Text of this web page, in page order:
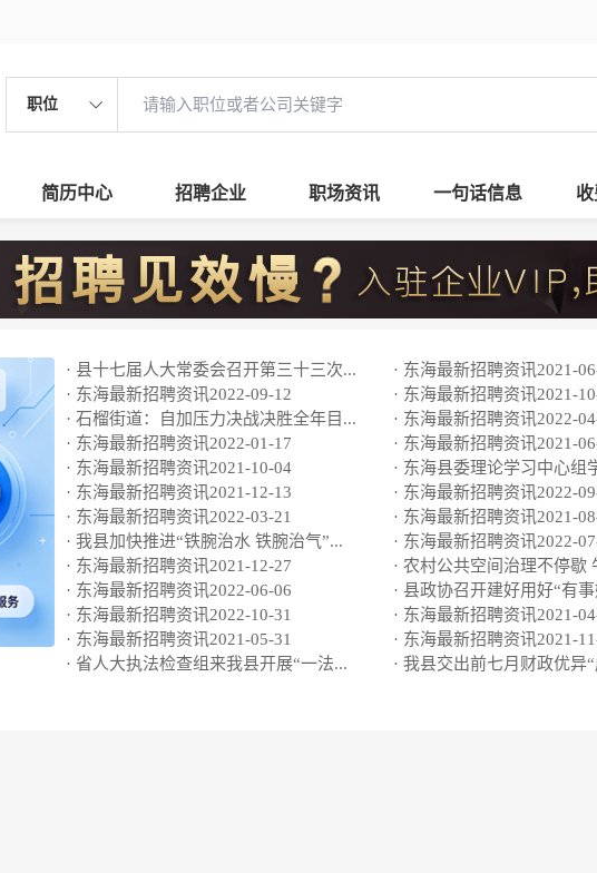
职位
简历中心 招聘企业 职场资讯 一句话信息
· 县十七届人大常委会召开第三十三次...
· 东海最新招聘资讯2021-
· 东海最新招聘资讯2022-09-12
· 东海最新招聘资讯2021-
· 石榴街道：自加压力决战决胜全年目...
· 东海最新招聘资讯2022-
· 东海最新招聘资讯2022-01-17
· 东海最新招聘资讯2021-
· 东海最新招聘资讯2021-10-04
· 东海县委理论学习中心组
· 东海最新招聘资讯2021-12-13
· 东海最新招聘资讯2022-
· 东海最新招聘资讯2022-03-21
· 东海最新招聘资讯2021-
· 我县加快推进“铁腕治水 铁腕治气”...
· 东海最新招聘资讯2022-
· 东海最新招聘资讯2021-12-27
· 农村公共空间治理不停歇
· 东海最新招聘资讯2022-06-06
· 县政协召开建好用好“有
· 东海最新招聘资讯2022-10-31
· 东海最新招聘资讯2021-
· 东海最新招聘资讯2021-05-31
· 东海最新招聘资讯2021-
· 省人大执法检查组来我县开展“一法...
· 我县交出前七月财政优异